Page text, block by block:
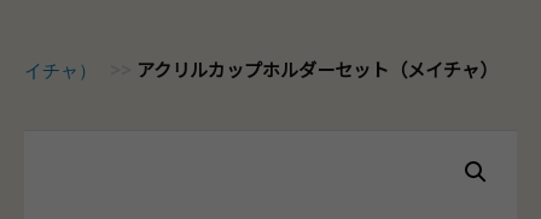
イチャ） アクリルカップホルダーセット（メイチャ）